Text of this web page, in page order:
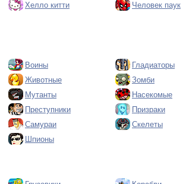
Хелло китти Человек паук
Воины Гладиаторы
Животные Зомби
Мутанты Насекомые
Преступники Призраки
Самураи Скелеты
Шпионы